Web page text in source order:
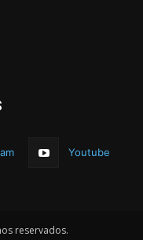
Youtube
reservados.